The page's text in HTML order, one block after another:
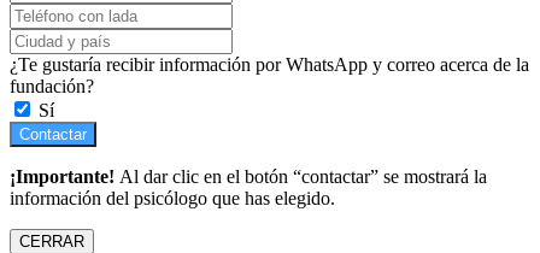
¿Te gustaría recibir información por WhatsApp y correo acerca de la
fundación?
Sí
Contactar
¡Importante! Al dar clic en el botón “contactar” se mostrará la
información del psicólogo que has elegido.
CERRAR